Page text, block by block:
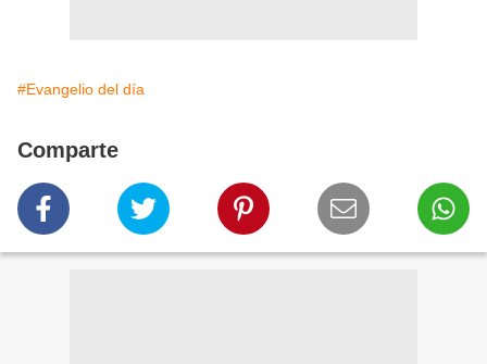
#Evangelio del día
Comparte